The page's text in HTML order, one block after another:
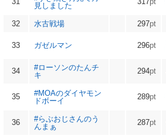
見しました
32 水古戦場 297pt
33 ガゼルマン 296pt
34
#ローソンのたんチ
キ
294pt
35
#MOAのダイヤモン
ドボーイ
289pt
36
#らぶおじさんのう
んまぁ
287pt